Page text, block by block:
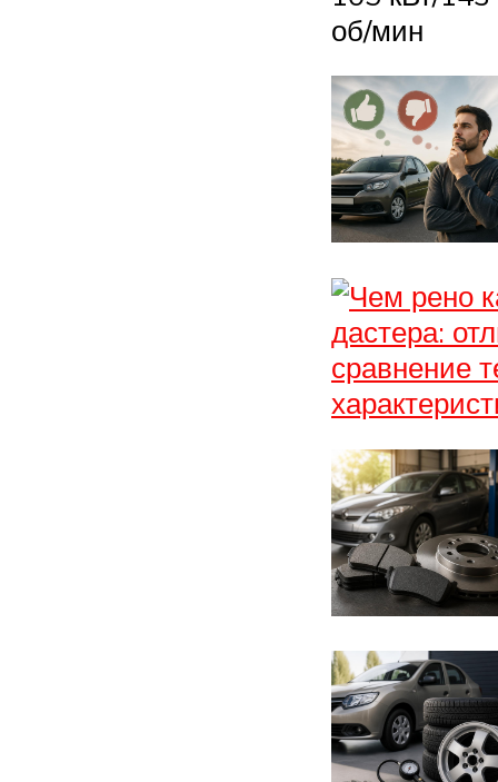
об/мин